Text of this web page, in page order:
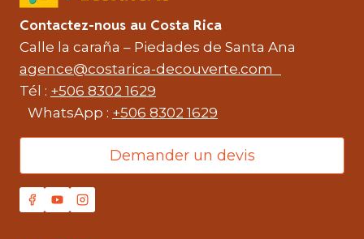
Contactez-nous au Costa Rica
Calle la caraña – Piedades de Santa Ana
agence@costarica-decouverte.com
Tél : +506 8302 1629
WhatsApp : +506 8302 1629
Demander un devis